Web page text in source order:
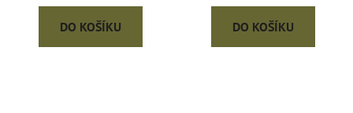
DO KOŠÍKU DO KOŠÍKU